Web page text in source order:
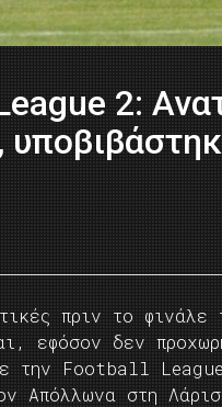
2:
πριν το
εφόσον δεν
την Football
Απόλλωνα στη